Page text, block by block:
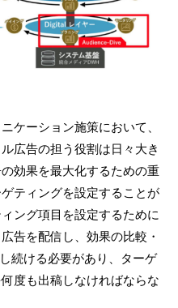
ケーション施策において、
広告の担う役割は日々大き
効果を最大化するための重
ティングを設定することが
ング項目を設定するために
告を配信し、効果の比較・
続ける必要があり、ターゲ
度も出稿しなければならな